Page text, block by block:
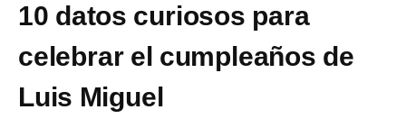
10 datos curiosos para
celebrar el cumpleaños de
Luis Miguel